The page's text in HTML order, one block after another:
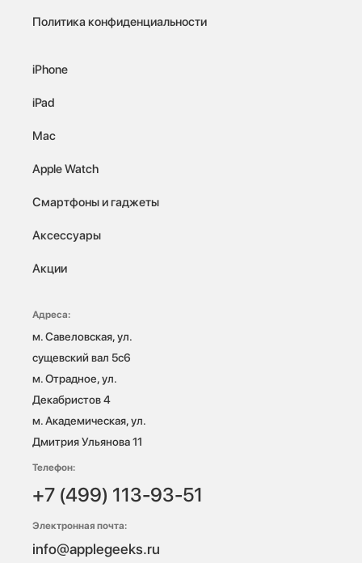
Политика конфиденциальности
iPhone
iPad
Mac
Apple Watch
Смартфоны и гаджеты
Аксессуары
Акции
Адреса:
м. Савеловская, ул.
сущевский вал 5с6
м. Отрадное, ул.
Декабристов 4
м. Академическая, ул.
Дмитрия Ульянова 11
Телефон:
+7 (499) 113-93-51
Электронная почта:
info@applegeeks.ru